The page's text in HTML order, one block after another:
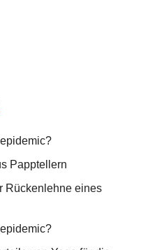
Papptellern
Rückenlehne eines